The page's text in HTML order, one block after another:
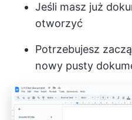
Jeśli masz już
otworzyć
Potrzebujesz
nowy pusty